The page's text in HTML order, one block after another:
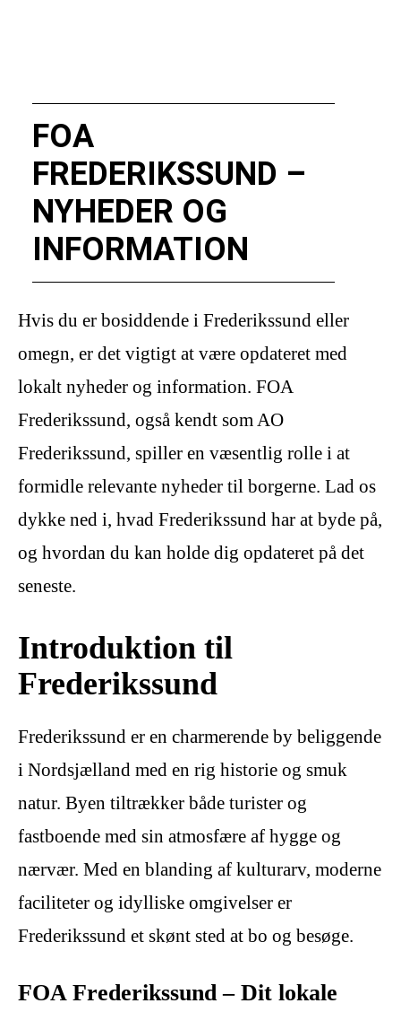
FOA
FREDERIKSSUND –
NYHEDER OG
INFORMATION
Hvis du er bosiddende i Frederikssund eller
omegn, er det vigtigt at være opdateret med
lokalt nyheder og information. FOA
Frederikssund, også kendt som AO
Frederikssund, spiller en væsentlig rolle i at
formidle relevante nyheder til borgerne. Lad os
dykke ned i, hvad Frederikssund har at byde på,
og hvordan du kan holde dig opdateret på det
seneste.
Introduktion til
Frederikssund
Frederikssund er en charmerende by beliggende
i Nordsjælland med en rig historie og smuk
natur. Byen tiltrækker både turister og
fastboende med sin atmosfære af hygge og
nærvær. Med en blanding af kulturarv, moderne
faciliteter og idylliske omgivelser er
Frederikssund et skønt sted at bo og besøge.
FOA Frederikssund – Dit lokale